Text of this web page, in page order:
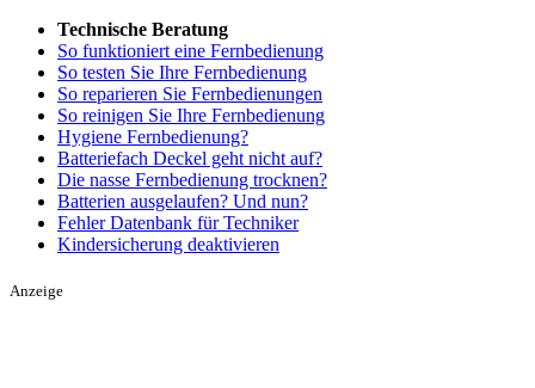
Technische Beratung
So funktioniert eine Fernbedienung
So testen Sie Ihre Fernbedienung
So reparieren Sie Fernbedienungen
So reinigen Sie Ihre Fernbedienung
Hygiene Fernbedienung?
Batteriefach Deckel geht nicht auf?
Die nasse Fernbedienung trocknen?
Batterien ausgelaufen? Und nun?
Fehler Datenbank für Techniker
Kindersicherung deaktivieren
Anzeige